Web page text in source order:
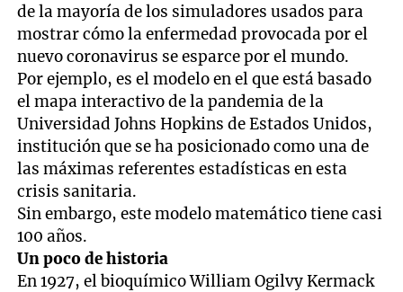
de la mayoría de los simuladores usados para
mostrar cómo la enfermedad provocada por el
nuevo coronavirus se esparce por el mundo.
Por ejemplo, es el modelo en el que está basado
el mapa interactivo de la pandemia de la
Universidad Johns Hopkins de Estados Unidos,
institución que se ha posicionado como una de
las máximas referentes estadísticas en esta
crisis sanitaria.
Sin embargo, este modelo matemático tiene casi
100 años.
Un poco de historia
En 1927, el bioquímico William Ogilvy Kermack